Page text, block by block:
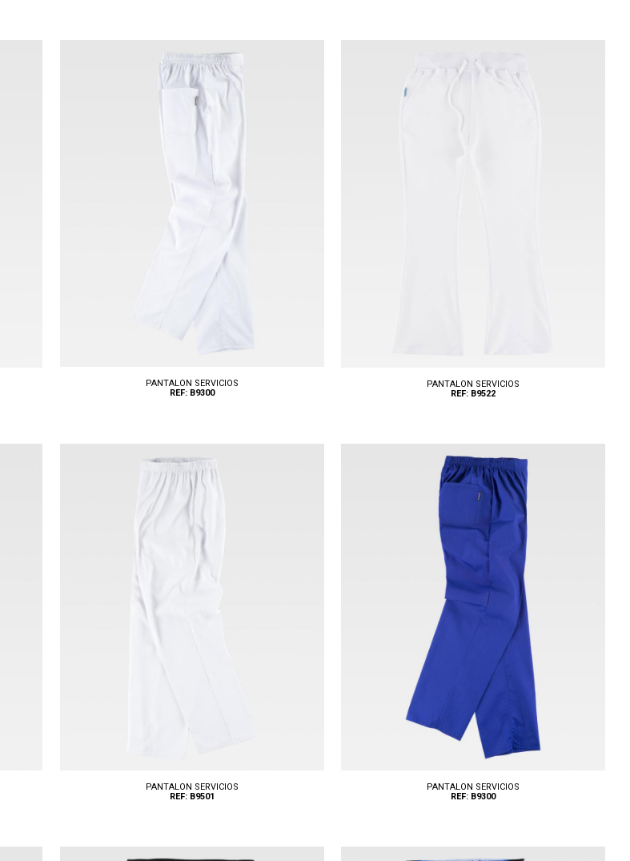
Tallas: XS, S, M, L, XL, XXL
PANTALON SERVICIOS
REF: B9300
Tallas: S, M, L, XL, XXL
PANTALON SERVICIOS
REF: B9522
PANTALON SERVICIOS
REF: B9501
PANTALON SERVICIOS
REF: B9300